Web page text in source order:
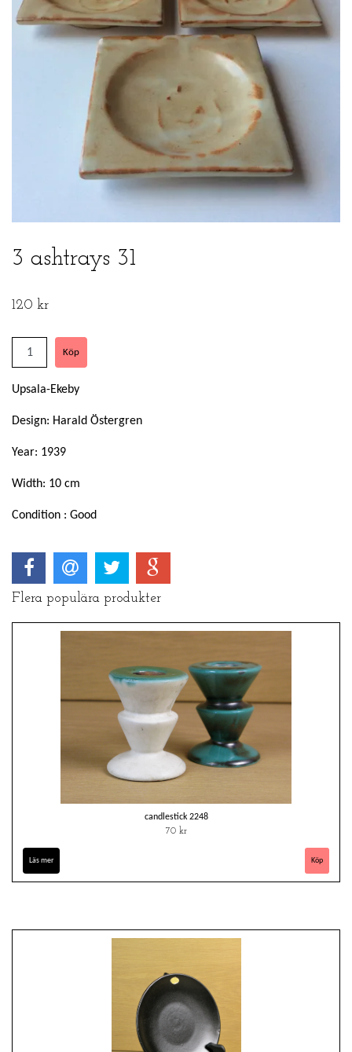
3 ashtrays 31
120 kr
Upsala-Ekeby
Design: Harald Östergren
Year: 1939
Width: 10 cm
Condition : Good
Flera populära produkter
candlestick 2248
70 kr
Läs mer